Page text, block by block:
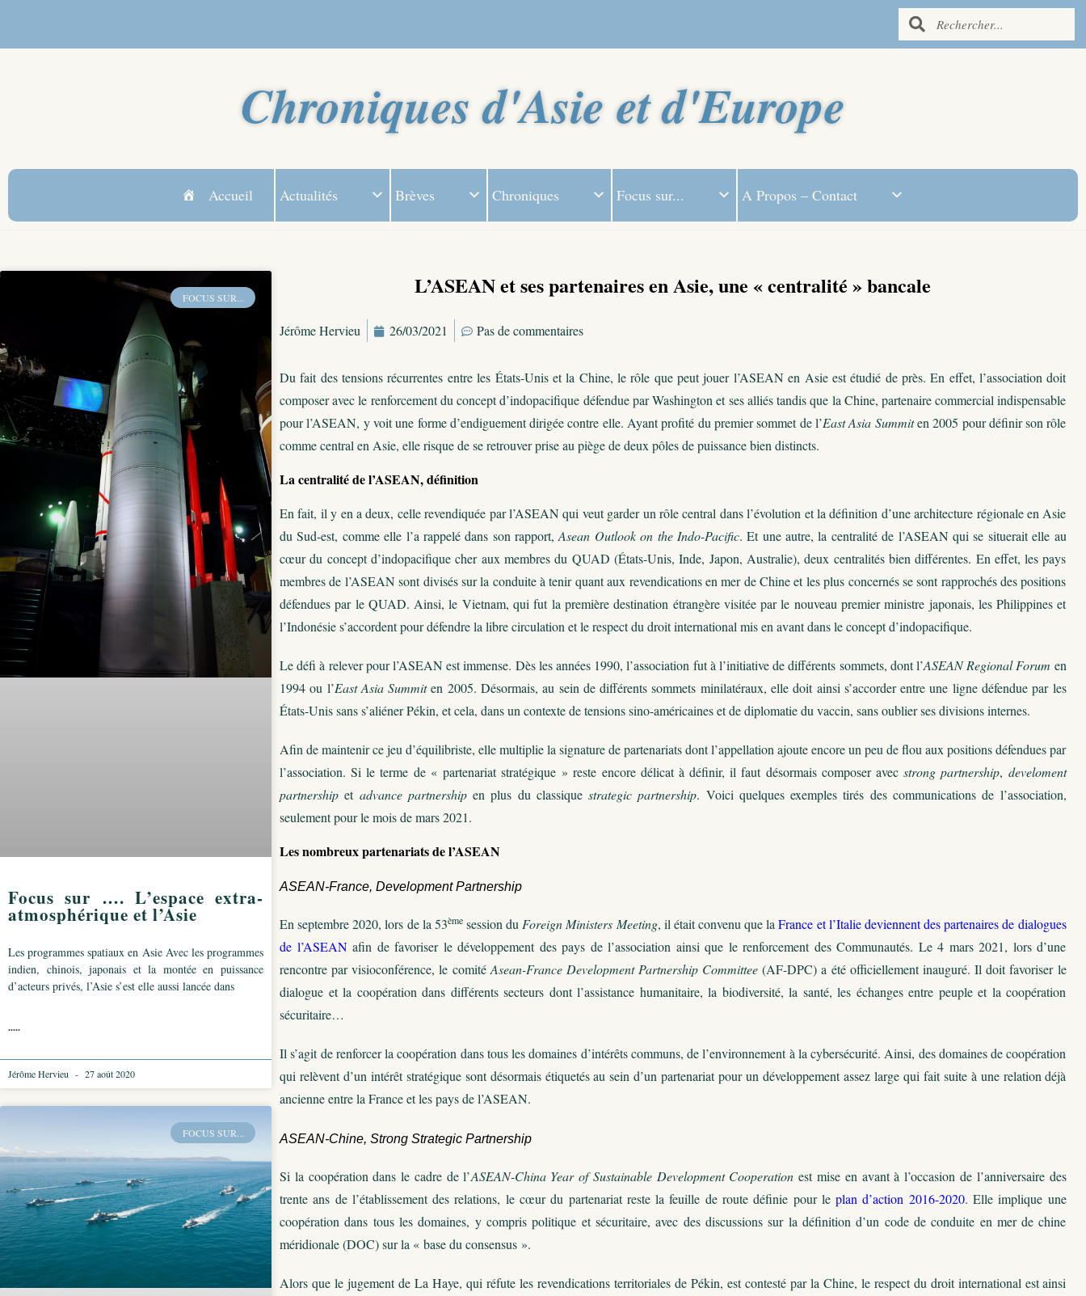
Chroniques d'Asie et d'Europe
Accueil Actualités Brèves Chroniques Focus sur... A Propos – Contact
FOCUS SUR...
Focus sur …. L’espace extra-
atmosphérique et l’Asie
Les programmes spatiaux en Asie Avec les programmes
indien, chinois, japonais et la montée en puissance
d’acteurs privés, l’Asie s’est elle aussi lancée dans
.....
Jérôme Hervieu 27 août 2020
FOCUS SUR...
L’ASEAN et ses partenaires en Asie, une « centralité » bancale
Jérôme Hervieu 26/03/2021 Pas de commentaires
Du fait des tensions récurrentes entre les États-Unis et la Chine, le rôle que peut jouer l’ASEAN en Asie est étudié de près. En effet, l’association doit
composer avec le renforcement du concept d’indopacifique défendue par Washington et ses alliés tandis que la Chine, partenaire commercial indispensable
pour l’ASEAN, y voit une forme d’endiguement dirigée contre elle. Ayant profité du premier sommet de l’East Asia Summiten 2005 pour définir son rôle
comme central en Asie, elle risque de se retrouver prise au piège de deux pôles de puissance bien distincts.
La centralité de l’ASEAN, définition
En fait, il y en a deux, celle revendiquée par l’ASEAN qui veut garder un rôle central dans l’évolution et la définition d’une architecture régionale en Asie
du Sud-est, comme elle l’a rappelé dans son rapport,Asean Outlook on the Indo-Pacific. Et une autre, la centralité de l’ASEAN qui se situerait elle au
cœur du concept d’indopacifique cher aux membres du QUAD (États-Unis, Inde, Japon, Australie), deux centralités bien différentes. En effet, les pays
membres de l’ASEAN sont divisés sur la conduite à tenir quant aux revendications en mer de Chine et les plus concernés se sont rapprochés des positions
défendues par le QUAD. Ainsi, le Vietnam, qui fut la première destination étrangère visitée par le nouveau premier ministre japonais, les Philippines et
l’Indonésie s’accordent pour défendre la libre circulation et le respect du droit international mis en avant dans le concept d’indopacifique.
Le défi à relever pour l’ASEAN est immense. Dès les années 1990, l’association fut à l’initiative de différents sommets, dont l’ASEAN Regional Forum en
1994 ou l’East Asia Summiten 2005. Désormais, au sein de différents sommets minilatéraux, elle doit ainsi s’accorder entre une ligne défendue par les
États-Unis sans s’aliéner Pékin, et cela, dans un contexte de tensions sino-américaines et de diplomatie du vaccin, sans oublier ses divisions internes.
Afin de maintenir ce jeu d’équilibriste, elle multiplie la signature de partenariats dont l’appellation ajoute encore un peu de flou aux positions défendues par
l’association. Si le terme de « partenariat stratégique » reste encore délicat à définir, il faut désormais composer avecstrong partnership, develoment
partnership et advance partnershipen plus du classiquestrategic partnership. Voici quelques exemples tirés des communications de l’association,
seulement pour le mois de mars 2021.
Les nombreux partenariats de l’ASEAN
ASEAN-France, Development Partnership
En septembre 2020, lors de la 53èmesession du Foreign Ministers Meeting, il était convenu que laFrance et l’Italie deviennent des partenaires de dialogues
de l’ASEANafin de favoriser le développement des pays de l’association ainsi que le renforcement des Communautés. Le 4 mars 2021, lors d’une
rencontre par visioconférence, le comitéAsean-France Development Partnership Committee (AF-DPC) a été officiellement inauguré. Il doit favoriser le
dialogue et la coopération dans différents secteurs dont l’assistance humanitaire, la biodiversité, la santé, les échanges entre peuple et la coopération
sécuritaire…
Il s’agit de renforcer la coopération dans tous les domaines d’intérêts communs, de l’environnement à la cybersécurité. Ainsi, des domaines de coopération
qui relèvent d’un intérêt stratégique sont désormais étiquetés au sein d’un partenariat pour un développement assez large qui fait suite à une relation déjà
ancienne entre la France et les pays de l’ASEAN.
ASEAN-Chine, Strong Strategic Partnership
Si la coopération dans le cadre de l’ASEAN-China Year of Sustainable Development Cooperation est mise en avant à l’occasion de l’anniversaire des
trente ans de l’établissement des relations, le cœur du partenariat reste la feuille de route définie pour leplan d’action 2016-2020. Elle implique une
coopération dans tous les domaines, y compris politique et sécuritaire, avec des discussions sur la définition d’un code de conduite en mer de chine
méridionale (DOC) sur la « base du consensus ».
Alors que le jugement de La Haye, qui réfute les revendications territoriales de Pékin, est contesté par la Chine, le respect du droit international est ainsi